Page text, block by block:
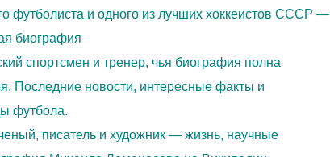
футболиста и одного из лучших хоккеистов СССР —
биография
спортсмен и тренер, чья биография полна
Последние новости, интересные факты и
футбола.
писатель и художник — жизнь, научные